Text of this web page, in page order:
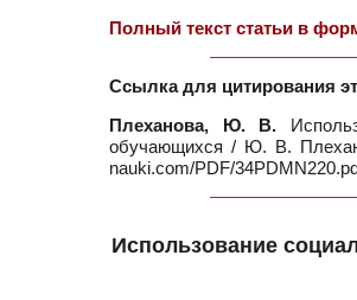
Полный текст статьи в
Ссылка для цитирования
Плеханова, Ю. В.
обучающихся / Ю. В.
nauki.com/PDF/
Использование